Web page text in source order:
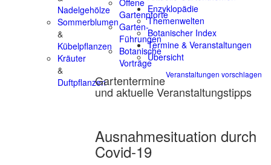
Nadelgehölze
Sommerblumen
&
Kübelpflanzen
Kräuter
&
Duftpflanzen
Offene
Gartenpforte
Garten-
Führungen
Botanische
Vorträge
Veranstaltungen vorschlagen
Gartentermine
und aktuelle Veranstaltungstipps
Ausnahmesituation durch
Covid-19
Enzyklopädie
Themenwelten
Botanischer Index
Termine & Veranstaltungen
Übersicht